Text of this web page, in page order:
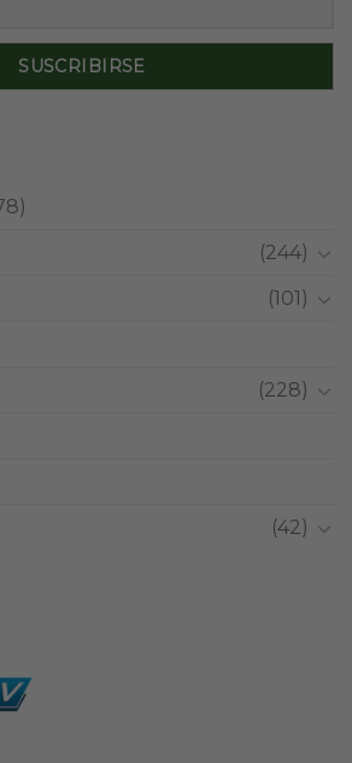
(244)
(101)
(228)
(42)